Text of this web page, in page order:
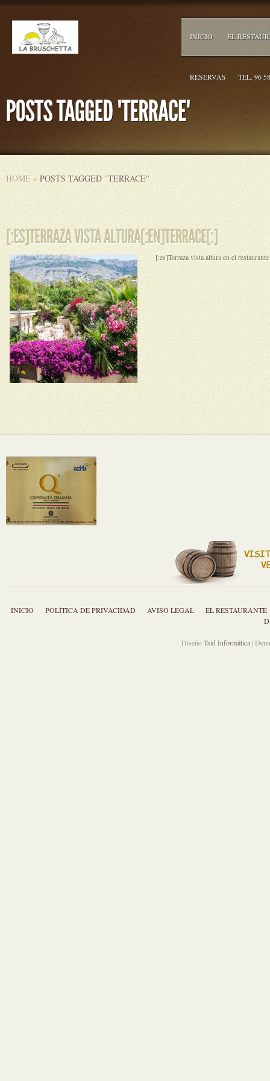
INICIO EL
RESERVAS TEL. 96
HOME » POSTS TAGGED "TERRACE"
[:es]Terraza vista altura en el
INICIO POLÍTICA DE PRIVACIDAD AVISO LEGAL
EL RESTAURANTE
DiseñoTsid Informática|